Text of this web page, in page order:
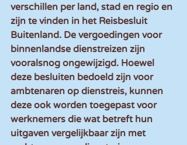
verschillen per land, stad en regio en
zijn te vinden in het Reisbesluit
Buitenland. De vergoedingen voor
binnenlandse dienstreizen zijn
vooralsnog ongewijzigd. Hoewel
deze besluiten bedoeld zijn voor
ambtenaren op dienstreis, kunnen
deze ook worden toegepast voor
werknemers die wat betreft hun
uitgaven vergelijkbaar zijn met